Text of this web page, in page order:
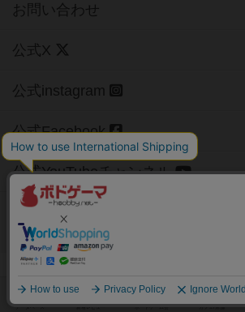
お問い合わせ
公式X
公式instagram
公式Facebook
公式YouTubeチャンネル